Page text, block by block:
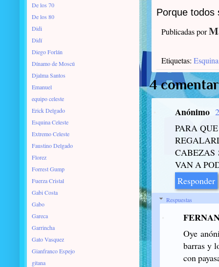
Porque todos
Publicadas por
Etiquetas:
4
Anónimo
PARA
CABEZAS
VAN A
Responder
Respuestas
Oye
barras y
con
De los 70
De los 80
Didi
Didí
Diego Forlán
Dínamo de Moscú
Djalma Santos
Emanuel
equipo celeste
Erick Delgado
Esquina Celeste
Extremo Celeste
Faustino Delgado
Florez
Forrest Gump
Fuerza Cristal
Gabi Costa
Gabo
Gareca
Garrincha
Gato Vasquez
Gianfranco Espejo
gitana